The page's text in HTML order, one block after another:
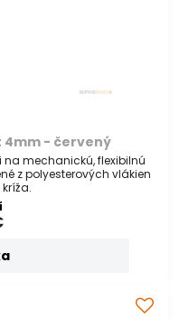
4mm - červený
na mechanickú, flexibilnú
z polyesterových vlákien